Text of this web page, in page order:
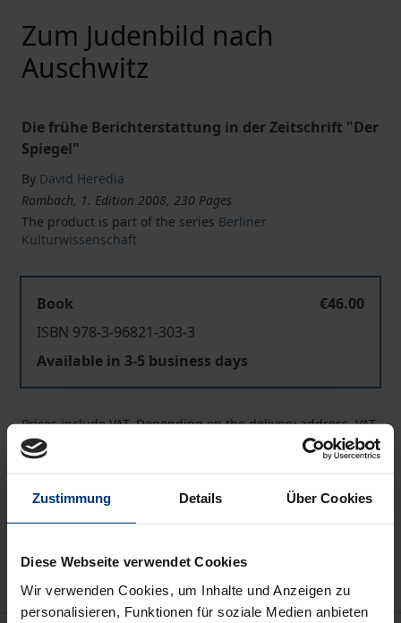
Zustimmung Details Über Cookies
Diese Webseite verwendet Cookies
Wir verwenden Cookies, um Inhalte und Anzeigen zu
personalisieren, Funktionen für soziale Medien anbieten
Zum Judenbild nach
Auschwitz
Die frühe Berichterstattung in der Zeitschrift "Der
Spiegel"
By David Heredia
Rombach, 1. Edition 2008, 230 Pages
The product is part of the series Berliner
Kulturwissenschaft
Book
€46.00
ISBN 978-3-96821-303-3
Available in 3-5 business days
Prices include VAT. Depending on the delivery address, VAT
may vary at checkout.
Add to Cart
Add to Wish List